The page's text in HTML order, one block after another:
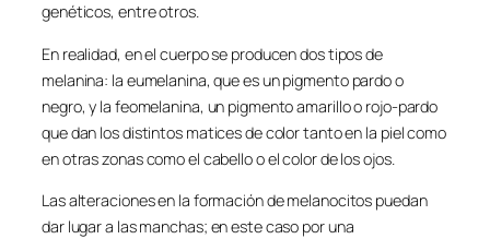
genéticos, entre otros.
En realidad, en el cuerpo se producen dos tipos de
melanina: la eumelanina, que es un pigmento pardo o
negro, y la feomelanina, un pigmento amarillo o rojo-pardo
que dan los distintos matices de color tanto en la piel como
en otras zonas como el cabello o el color de los ojos.
Las alteraciones en la formación de melanocitos puedan
dar lugar a las manchas; en este caso por una